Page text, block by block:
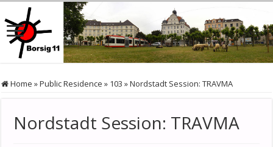
Home »Public Residence » 103 »Nordstadt Session: TRAVMA
Nordstadt Session: TRAVMA